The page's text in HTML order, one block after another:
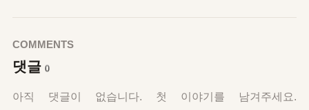
COMMENTS
댓글 0
아직 댓글이 없습니다. 첫 이야기를 남겨주세요.